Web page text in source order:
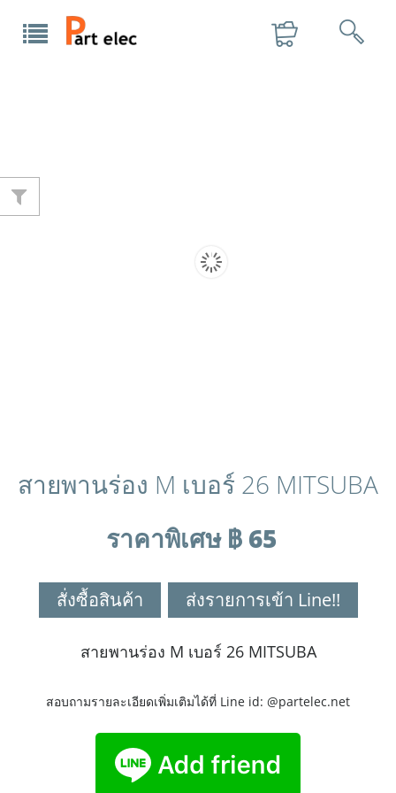
สายพานร่อง M เบอร์ 26 MITSUBA
ราคาพิเศษ ฿ 65
สั่งซื้อสินค้า ส่งรายการเข้า Line!!
สายพานร่อง M เบอร์ 26 MITSUBA
สอบถามรายละเอียดเพิ่มเติมได้ที่ Line id: @partelec.net